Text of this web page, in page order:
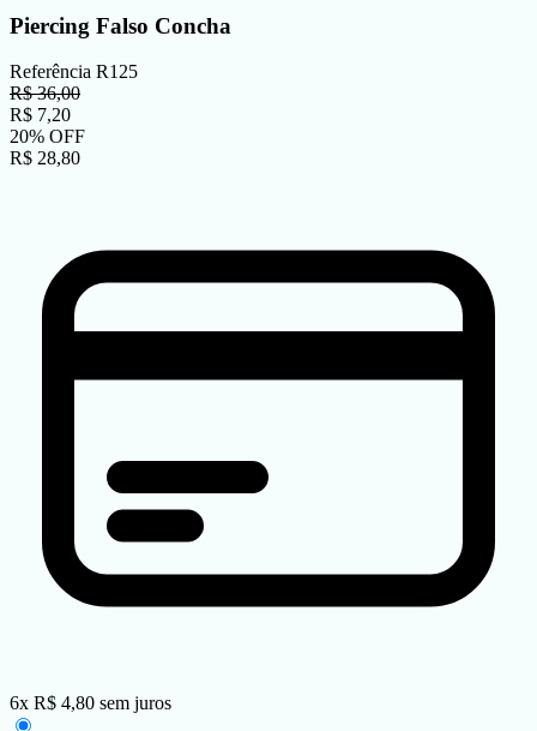
Piercing Falso Concha
Referência R125
R$36,00
R$ 7,20
20% OFF
R$ 28,80
6x R$ 4,80 sem juros